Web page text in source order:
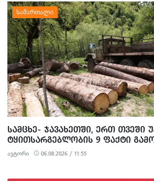
ᲡᲐᲛᲪᲮᲔ- ᲯᲐᲕᲐᲮᲔᲗᲨᲘ, ᲔᲠᲗ ᲗᲕᲔᲨᲘ
ᲢᲧᲘᲗᲡᲐᲠᲒᲔᲑᲚᲝᲑᲘᲡ 9 ᲤᲐᲥᲢᲘ
ავტორი 06.08.2026 / 11:55